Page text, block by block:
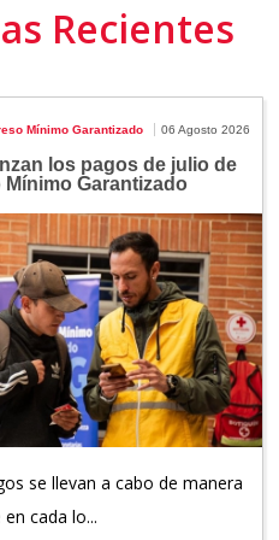
Recientes
Mínimo Garantizado 06 Agosto 2026
los pagos de julio de
Mínimo Garantizado
se llevan a cabo de manera
cada lo...